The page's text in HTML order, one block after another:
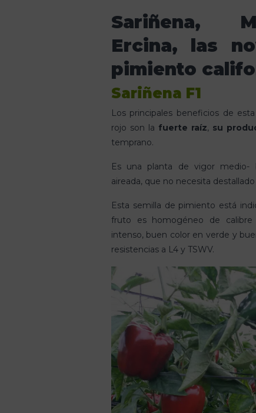
Sariñena,
Ercina, las
pimiento
Sariñena F1
Los principales beneficios de
rojo son la fuerte raíz, su
temprano.
Es una planta de vigor medio-
aireada, que no necesita
Esta semilla de pimiento está
fruto es homogéneo de
intenso, buen color en verde y
resistencias a L4 y TSWV.